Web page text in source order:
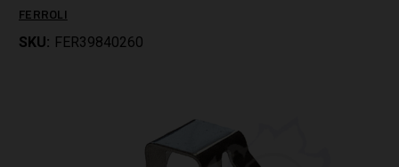
FERROLI
SKU: FER39840260